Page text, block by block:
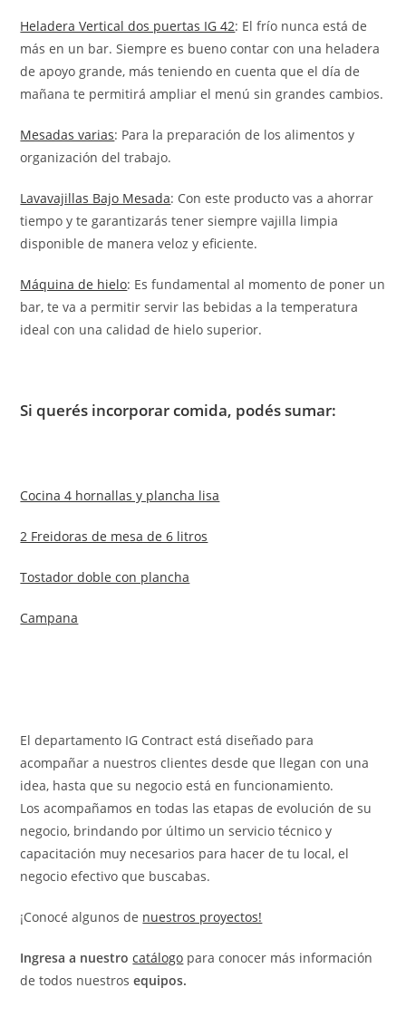
Heladera Vertical dos puertas IG 42: El frío nunca está de
más en un bar. Siempre es bueno contar con una heladera
de apoyo grande, más teniendo en cuenta que el día de
mañana te permitirá ampliar el menú sin grandes cambios.
Mesadas varias: Para la preparación de los alimentos y
organización del trabajo.
Lavavajillas Bajo Mesada: Con este producto vas a ahorrar
tiempo y te garantizarás tener siempre vajilla limpia
disponible de manera veloz y eficiente.
Máquina de hielo: Es fundamental al momento de poner un
bar, te va a permitir servir las bebidas a la temperatura
ideal con una calidad de hielo superior.
Si querés incorporar comida, podés sumar:
Cocina 4 hornallas y plancha lisa
2 Freidoras de mesa de 6 litros
Tostador doble con plancha
Campana
El departamento IG Contract está diseñado para
acompañar a nuestros clientes desde que llegan con una
idea, hasta que su negocio está en funcionamiento.
Los acompañamos en todas las etapas de evolución de su
negocio, brindando por último un servicio técnico y
capacitación muy necesarios para hacer de tu local, el
negocio efectivo que buscabas.
¡Conocé algunos de nuestros proyectos!
Ingresa a nuestrocatálogo para conocer más información
de todos nuestrosequipos.